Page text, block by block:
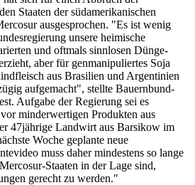
Staaten der südamerikanischen
ausgesprochen. "Es ist wenig
unsere heimische
und oftmals sinnlosen Dünge-
aber für genmanipuliertes Soja
aus Brasilien und Argentinien
aufgemacht", stellte Bauernbund-
Aufgabe der Regierung sei es
minderwertigen Produkten aus
47jährige Landwirt aus Barsikow im
Woche geplante neue
muss daher mindestens so lange
Staaten in der Lage sind,
gerecht zu werden."